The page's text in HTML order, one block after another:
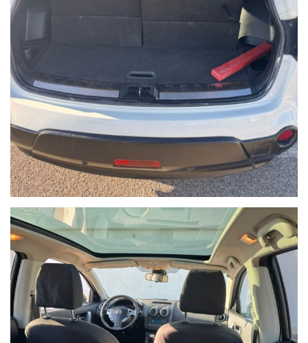
NON HAI TROVATO L'AUTO CHE
CERCHI?
Compila il modulo e ti contatteremo appena l'auto che cerchi